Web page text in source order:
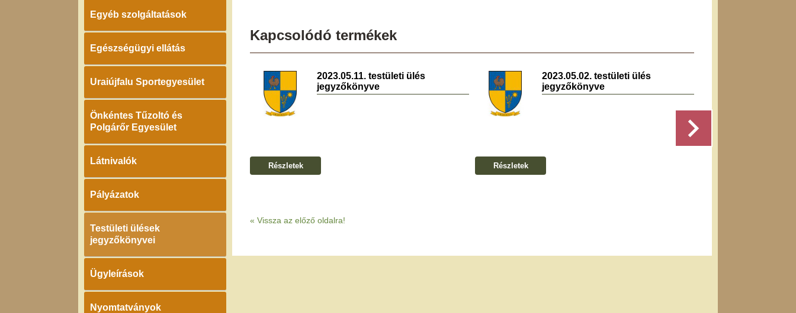
Egyéb szolgáltatások
Egészségügyi ellátás
Uraiújfalu Sportegyesület
Önkéntes Tűzoltó és
Polgárőr Egyesület
Látnivalók
Pályázatok
Testületi ülések
jegyzőkönyvei
Ügyleírások
Nyomtatványok
Kapcsolódó termékek
2023.05.11. testületi ülés
jegyzőkönyve
Részletek
2023.05.02. testületi ülés
jegyzőkönyve
Részletek
« Vissza az előző oldalra!